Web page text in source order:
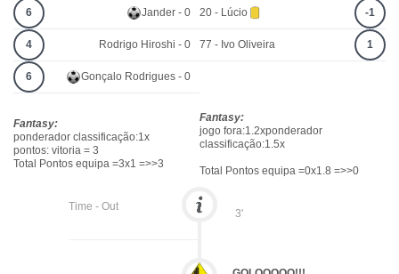
6 Jander - 0
4 Rodrigo Hiroshi - 0
6 Gonçalo Rodrigues - 0
20 - Lúcio -1
77 - Ivo Oliveira 1
Fantasy:
ponderador classificação:1x
pontos: vitoria = 3
Total Pontos equipa =3x1 =>>3
Fantasy:
jogo fora:1.2xponderador
classificação:1.5x
Total Pontos equipa =0x1.8 =>>0
3'
Time - Out